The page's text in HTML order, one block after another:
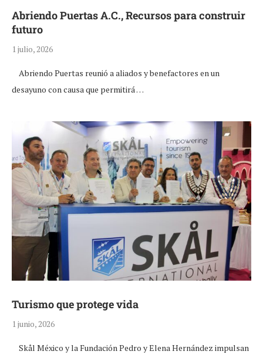
Abriendo Puertas A.C., Recursos para construir
futuro
1 julio, 2026
Abriendo Puertas reunió a aliados y benefactores en un
desayuno con causa que permitirá …
Turismo que protege vida
1 junio, 2026
Skål México y la Fundación Pedro y Elena Hernández impulsan